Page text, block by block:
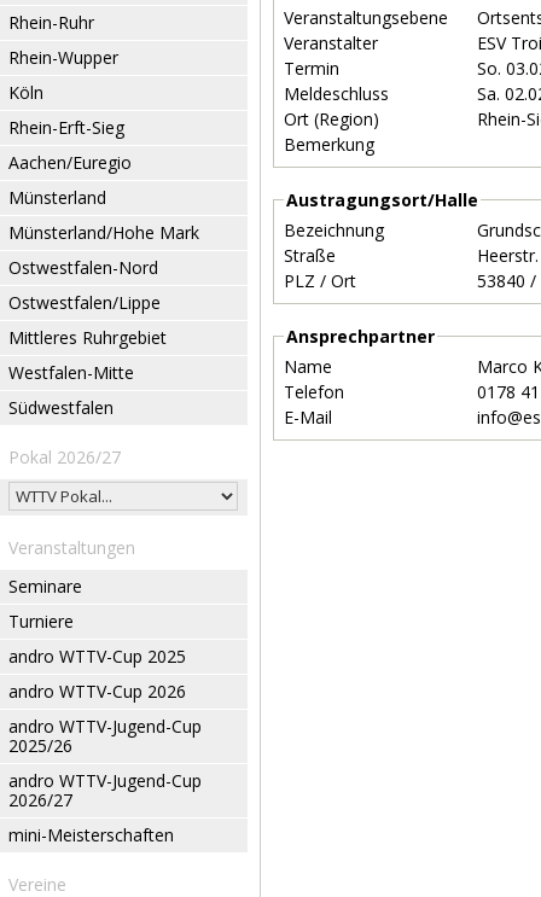
Rhein-Ruhr
Rhein-Wupper
Köln
Rhein-Erft-Sieg
Aachen/Euregio
Münsterland
Münsterland/Hohe Mark
Ostwestfalen-Nord
Ostwestfalen/Lippe
Mittleres Ruhrgebiet
Westfalen-Mitte
Südwestfalen
Pokal 2026/27
Veranstaltungen
Seminare
Turniere
andro WTTV-Cup 2025
andro WTTV-Cup 2026
andro WTTV-Jugend-Cup
2025/26
andro WTTV-Jugend-Cup
2026/27
mini-Meisterschaften
Vereine
Veranstaltungsebene
Veranstalter
ESV
Termin
So.
Meldeschluss
Sa.
Ort (Region)
Rhein-
Bemerkung
Austragungsort/Halle
Bezeichnung
Straße
PLZ / Ort
Ansprechpartner
Name
Marco
Telefon
0178
E-Mail